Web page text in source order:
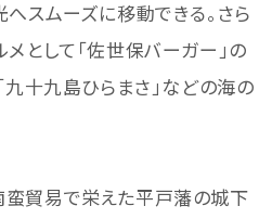
スムーズに移動できる。さら
として「佐世保バーガー」の
九十九島ひらまさ」などの海の
貿易で栄えた平戸藩の城下